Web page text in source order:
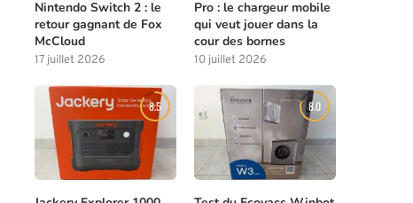
Nintendo Switch 2 : le
retour gagnant de Fox
McCloud
17 juillet 2026
Pro : le chargeur mobile
qui veut jouer dans la
cour des bornes
10 juillet 2026
8.5 8.0